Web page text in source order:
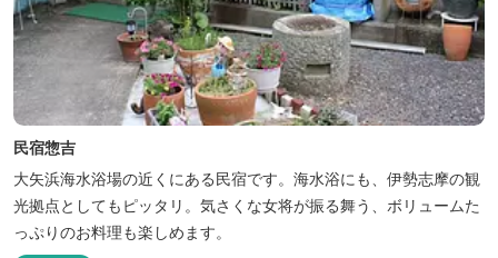
民宿惣吉
大矢浜海水浴場の近くにある民宿です。海水浴にも、伊勢志摩の観
光拠点としてもピッタリ。気さくな女将が振る舞う、ボリュームた
っぷりのお料理も楽しめます。